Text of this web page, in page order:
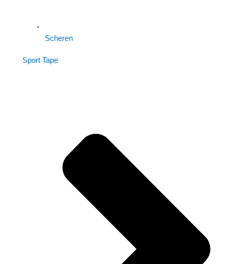
Scheren
Sport Tape